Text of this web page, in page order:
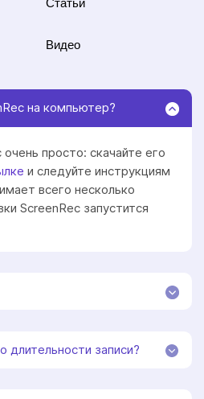
Видео
на компьютер?
просто: скачайте его
и следуйте инструкциям
всего несколько
ScreenRec запустится
длительности записи?